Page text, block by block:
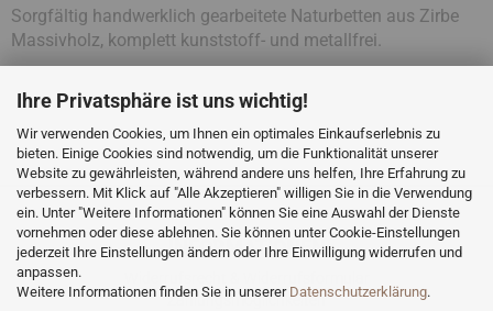
Ihre Privatsphäre ist uns wichtig!
Wir verwenden Cookies, um Ihnen ein optimales Einkaufserlebnis zu
bieten. Einige Cookies sind notwendig, um die Funktionalität unserer
Website zu gewährleisten, während andere uns helfen, Ihre Erfahrung zu
verbessern. Mit Klick auf "Alle Akzeptieren" willigen Sie in die Verwendung
ein. Unter "Weitere Informationen" können Sie eine Auswahl der Dienste
vornehmen oder diese ablehnen. Sie können unter Cookie-Einstellungen
jederzeit Ihre Einstellungen ändern oder Ihre Einwilligung widerrufen und
anpassen.
Weitere Informationen finden Sie in unserer Datenschutzerklärung.
Sorgfältig handwerklich gearbeitete Naturbetten aus Zirbe
Massivholz, komplett kunststoff- und metallfrei.
INFORMATIONEN
Zahlungsmöglichkeiten